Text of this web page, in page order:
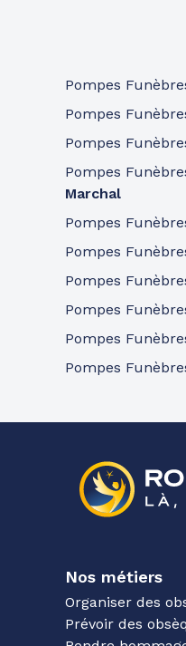
Pompes
Pompes
Pompes
Pompes
Marchal
Pompes
Pompes
Pompes
Pompes
Pompes
Pompes
Nos métiers
Organiser des
Prévoir des